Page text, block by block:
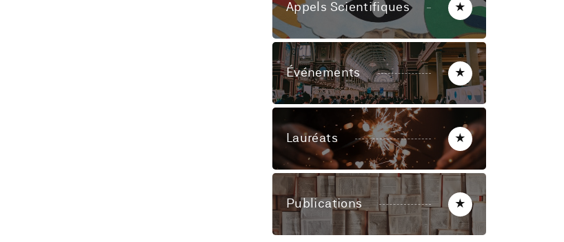
Appels Scientifiques ★
Événements ★
Lauréats ★
Publications ★